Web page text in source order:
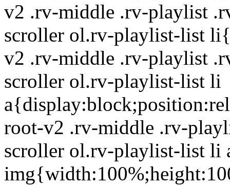
v2 .rv-middle .rv-playlist
scroller ol.rv-playlist-list
v2 .rv-middle .rv-playlist
scroller ol.rv-playlist-list li
root-v2 .rv-middle .rv-
scroller ol.rv-playlist-list li